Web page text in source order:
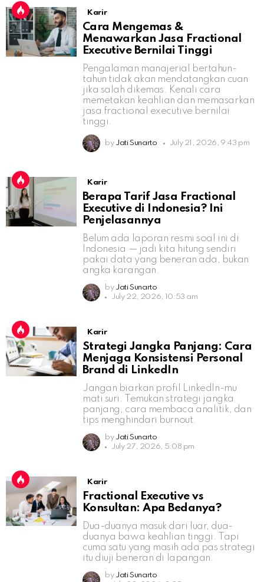
Karir
Cara Mengemas &
Menawarkan Jasa Fractional
Executive Bernilai Tinggi
Pengalaman manajerial bertahun-
tahun tidak akan mendatangkan cuan
jika salah dikemas. Kenali cara
memetakan keahlian dan memasarkan
jasa fractional executive bernilai
tinggi.
by Jati Sunarto July 21, 2026, 9:43 pm
Karir
Berapa Tarif Jasa Fractional
Executive di Indonesia? Ini
Penjelasannya
Belum ada laporan resmi soal ini di
Indonesia — jadi kita hitung sendiri
pakai data yang beneran ada, bukan
angka karangan.
by Jati Sunarto
July 22, 2026, 10:53 am
Karir
Strategi Jangka Panjang: Cara
Menjaga Konsistensi Personal
Brand di LinkedIn
Jangan biarkan profil LinkedIn-mu
mati suri. Temukan strategi jangka
panjang, cara membaca analitik, dan
tips menghindari burnout.
by Jati Sunarto
July 27, 2026, 5:08 pm
Karir
Fractional Executive vs
Konsultan: Apa Bedanya?
Dua-duanya masuk dari luar, dua-
duanya bawa keahlian tinggi. Tapi
cuma satu yang masih ada pas strategi
itu diuji beneran di lapangan.
by Jati Sunarto